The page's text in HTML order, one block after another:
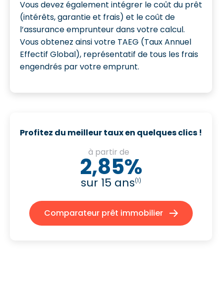
Vous devez également intégrer le coût du prêt
(intérêts, garantie et frais) et le coût de
l’assurance emprunteur dans votre calcul.
Vous obtenez ainsi votre TAEG (Taux Annuel
Effectif Global), représentatif de tous les frais
engendrés par votre emprunt.
Profitez du meilleur taux en quelques clics !
à partir de
2,85%
sur 15 ans(1)
Comparateur prêt immobilier